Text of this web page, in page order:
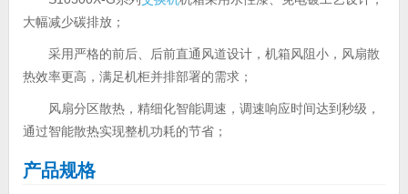
大幅减少碳排放；
采用严格的前后、后前直通风道设计，机箱风阻小，风扇散
热效率更高，满足机柜并排部署的需求；
风扇分区散热，精细化智能调速，调速响应时间达到秒级，
通过智能散热实现整机功耗的节省；
产品规格